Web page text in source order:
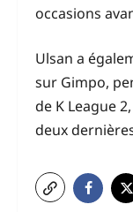
occasions
Ulsan a
sur Gimpo,
de K League
deux